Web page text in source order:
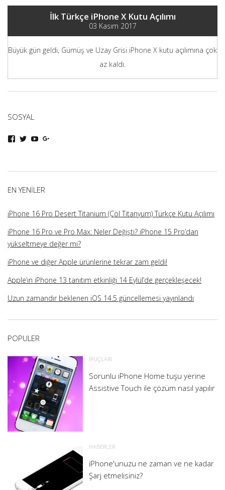
İlk Türkçe iPhone X Kutu Açılımı
03 Kasım 2017
Büyük gün geldi, Gümüş ve Uzay Grisi iPhone X kutu açılımına çok
az kaldı.
SOSYAL
iphoneturka
profilini
iphoneturka
profilini
iphoneturka
profiliniprofilini
EN YENILER
iPhone 16 Pro Desert Titanium (Çöl Titanyum) Türkçe Kutu Açılımı
iPhone 16 Pro ve Pro Max: Neler Değişti? iPhone 15 Pro’dan
yükseltmeye değer mi?
iPhone ve diğer Apple ürünlerine tekrar zam geldi!
Apple’ın iPhone 13 tanıtım etkinliği 14 Eylül’de gerçekleşecek!
Uzun zamandır beklenen iOS 14.5 güncellemesi yayınlandı
POPULER
İPUÇLARI
Sorunlu iPhone Home tuşu yerine
Assistive Touch ile çözüm nasıl yapılır
HABERLER
iPhone'unuzu ne zaman ve ne kadar
Şarj etmelisiniz?